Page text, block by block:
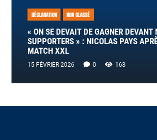
DÉCLARATION NON CLASSÉ
« ON SE DEVAIT DE GAGNER DEVANT
SUPPORTERS » : NICOLAS PAYS
MATCH XXL
15 FÉVRIER 2026 0 163